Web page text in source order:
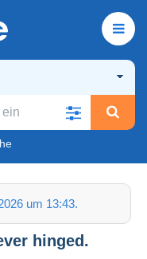
um 13:43.
hinged.